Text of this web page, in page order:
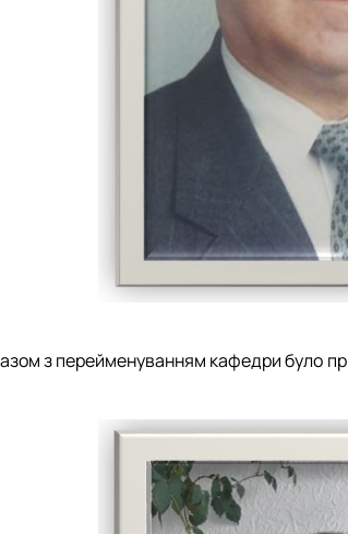
з перейменуванням кафедри було